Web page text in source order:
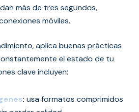
más de tres segundos,
móviles.
aplica buenas prácticas
el estado de tu
clave incluyen:
: usa formatos comprimidos